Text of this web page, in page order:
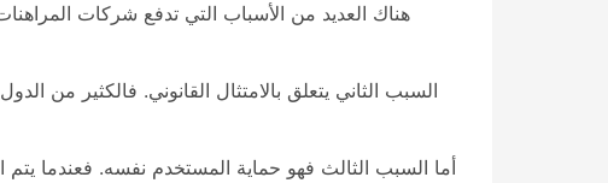
هناك العديد من الأسباب التي تدفع شركات
السبب الثاني يتعلق بالامتثال القانوني. فالكثير من
أما السبب الثالث فهو حماية المستخدم نفسه. فعندما